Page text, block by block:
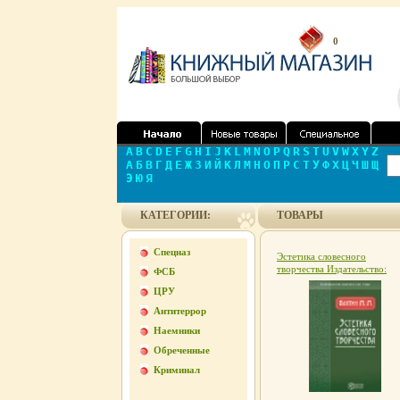
0
A B C D E F G H I J K L M N O P Q R S T U V W X Y Z
А Б В Г Д Е Ж З И Й К Л М Н О П Р С Т У Ф Х Ц Ч Ш Щ
Э Ю Я
КАТЕГОРИИ:
Спецназ
ФСБ
ЦРУ
Антитеррор
Наемники
Обреченные
Криминал
ТОВАРЫ
Эстетика словесного
творчества Издательство:
Директмедиа Паблишинг,
г ISBN 978-5-94865-995-4